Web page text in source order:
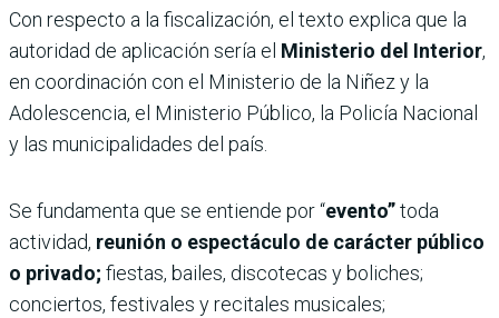
Con respecto a la fiscalización, el texto explica que la
autoridad de aplicación sería el Ministerio del Interior,
en coordinación con el Ministerio de la Niñez y la
Adolescencia, el Ministerio Público, la Policía Nacional
y las municipalidades del país.
Se fundamenta que se entiende por “evento”toda
actividad, reunión o espectáculo de carácter público
o privado; fiestas, bailes, discotecas y boliches;
conciertos, festivales y recitales musicales;